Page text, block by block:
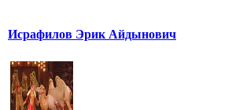
Исрафилов Эрик Айдынович